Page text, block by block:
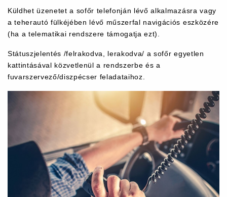
Küldhet üzenetet a sofőr telefonján lévő alkalmazásra vagy
a teherautó fülkéjében lévő műszerfal navigációs eszközére
(ha a telematikai rendszere támogatja ezt).
Státuszjelentés /felrakodva, lerakodva/ a sofőr egyetlen
kattintásával közvetlenül a rendszerbe és a
fuvarszervező/diszpécser feladataihoz.